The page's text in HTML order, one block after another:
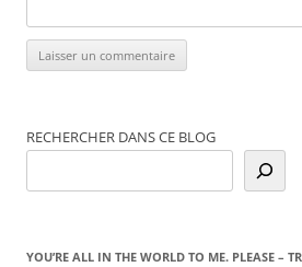
RECHERCHER DANS CE BLOG
YOU’RE ALL IN THE WORLD TO ME. PLEASE –